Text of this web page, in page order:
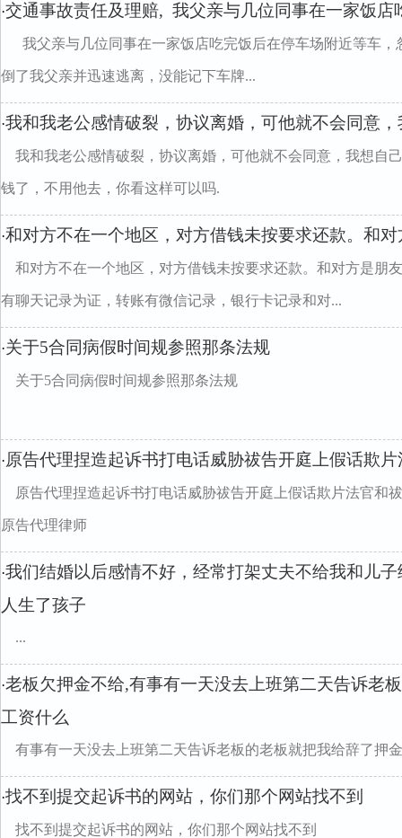
·交通事故责任及理赔, 我父亲与几位同事在一家饭店
我父亲与几位同事在一家饭店吃完饭后在停车场附近等车
倒了我父亲并迅速逃离，没能记下车牌...
·我和我老公感情破裂，协议离婚，可他就不会同意
我和我老公感情破裂，协议离婚，可他就不会同意，我想自
钱了，不用他去，你看这样可以吗.
·和对方不在一个地区，对方借钱未按要求还款。和
和对方不在一个地区，对方借钱未按要求还款。和对方是朋
有聊天记录为证，转账有微信记录，银行卡记录和对...
·关于5合同病假时间规参照那条法规
关于5合同病假时间规参照那条法规
·原告代理捏造起诉书打电话威胁祓告开庭上假话欺
原告代理捏造起诉书打电话威胁祓告开庭上假话欺片法官和
原告代理律师
·我们结婚以后感情不好，经常打架丈夫不给我和儿
人生了孩子
...
·老板欠押金不给,有事有一天没去上班第二天告诉老
工资什么
有事有一天没去上班第二天告诉老板的老板就把我给辞了押
·找不到提交起诉书的网站，你们那个网站找不到
找不到提交起诉书的网站，你们那个网站找不到